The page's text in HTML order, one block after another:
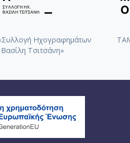
Ηχογραφημάτων
Βασίλη Τσιτσάνη»